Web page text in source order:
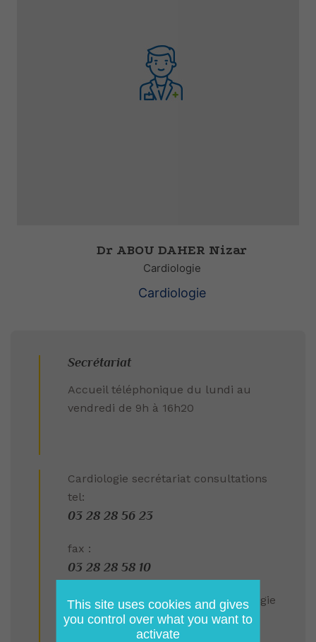
Dr ABOU DAHER Nizar
Cardiologie
Cardiologie
Secrétariat
Accueil téléphonique du lundi au
vendredi de 9h à 16h20
Cardiologie secrétariat consultations
tel:
03 28 28 56 23
fax :
03 28 28 58 10
Secretariat Hôpital de jour Cardiologie
03 28 28 54 43
This site uses cookies and gives
you control over what you want to
activate